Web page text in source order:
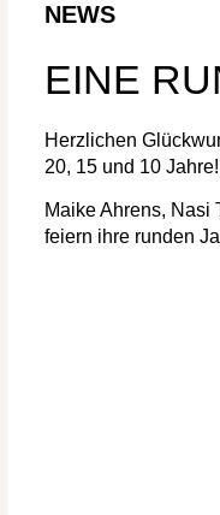
NEWS
EINE
Herzlichen
20, 15 und 10 Jahre!
Maike Ahrens, Nasi
feiern ihre runden